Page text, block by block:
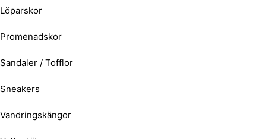
Löparskor
Promenadskor
Sandaler / Tofflor
Sneakers
Vandringskängor